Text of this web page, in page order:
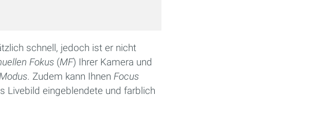
schnell, jedoch ist er nicht
Fokus (MF) Ihrer Kamera und
. Zudem kann Ihnen Focus
Livebild eingeblendete und farblich